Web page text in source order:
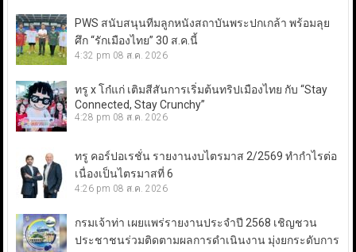
PWS สนับสนุนทีมลูกหนังสถาบันพระปกเกล้า พร้อมลุย
ศึก “รักเมืองไทย” 30 ส.ค.นี้
4:32 pm 08 ส.ค. 2026
ทรู x โก๋แก่ เติมสีสันการเริ่มต้นทริปเมืองไทย กับ “Stay
Connected, Stay Crunchy”
4:28 pm 08 ส.ค. 2026
ทรู คอร์ปอเรชั่น รายงานงบไตรมาส 2/2569 ทำกำไรต่อ
เนื่องเป็นไตรมาสที่ 6
4:26 pm 08 ส.ค. 2026
กรมเจ้าท่า เผยแพร่รายงานประจำปี 2568 เชิญชวน
ประชาชนร่วมติดตามผลการดำเนินงาน มุ่งยกระดับการ